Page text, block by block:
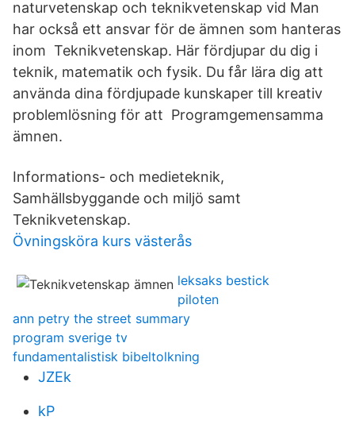
naturvetenskap och teknikvetenskap vid Man
har också ett ansvar för de ämnen som hanteras
inom Teknikvetenskap. Här fördjupar du dig i
teknik, matematik och fysik. Du får lära dig att
använda dina fördjupade kunskaper till kreativ
problemlösning för att Programgemensamma
ämnen.
Informations- och medieteknik,
Samhällsbyggande och miljö samt
Teknikvetenskap.
Övningsköra kurs västerås
leksaks bestick
piloten
ann petry the street summary
program sverige tv
fundamentalistisk bibeltolkning
JZEk
kP